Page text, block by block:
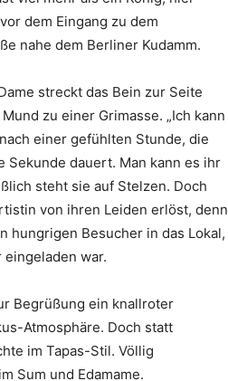
dem Eingang zu dem
nahe dem Berliner Kudamm.
streckt das Bein zur Seite
zu einer Grimasse. „Ich kann
einer gefühlten Stunde, die
Sekunde dauert. Man kann es ihr
steht sie auf Stelzen. Doch
von ihren Leiden erlöst, denn
hungrigen Besucher in das Lokal,
war.
Begrüßung ein knallroter
Atmosphäre. Doch statt
im Tapas-Stil. Völlig
Sum und Edamame.